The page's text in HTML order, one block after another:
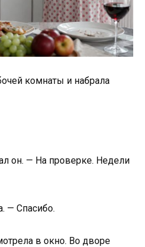
комнаты и набрала
он. — На проверке. Недели
— Спасибо.
в окно. Во дворе